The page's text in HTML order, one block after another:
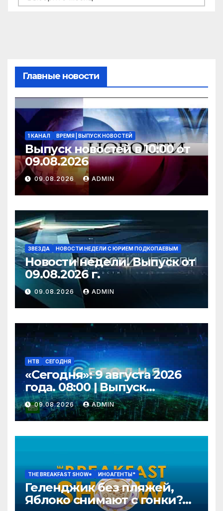
Главные новости
1 КАНАЛ ВРЕМЯ | ВЫПУСК НОВОСТЕЙ
Выпуск новостей в 10:00 от
09.08.2026
09.08.2026 ADMIN
ЗВЕЗДА НОВОСТИ НЕДЕЛИ С ЮРИЕМ ПОДКОПАЕВЫМ
Новости недели. Выпуск от
09.08.2026 г.
09.08.2026 ADMIN
НТВ СЕГОДНЯ
«Сегодня»: 9 августа 2026
года. 08:00 | Выпуск
новостей | Новости НТВ
09.08.2026 ADMIN
THE BREAKFAST SHOW* ИНОАГЕНТЫ*
Геленджик без пляжей,
Яблоко снимают с гонки?